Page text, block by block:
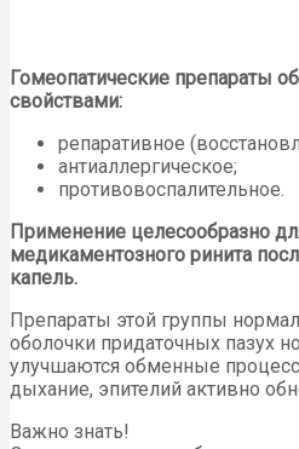
Гомеопатические препараты
свойствами:
репаративное
антиаллергическое;
противовоспалительное.
Применение целесообразно
медикаментозного ринита
капель.
Препараты этой группы
оболочки придаточных пазух
улучшаются обменные
дыхание, эпителий активно
Важно знать!